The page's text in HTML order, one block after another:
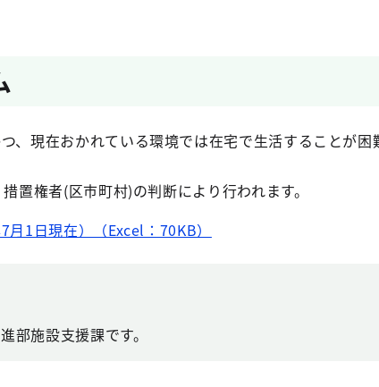
、現在おかれている環境では在宅で生活することが困
置権者(区市町村)の判断により行われます。
1日現在）（Excel：70KB）
部施設支援課です。